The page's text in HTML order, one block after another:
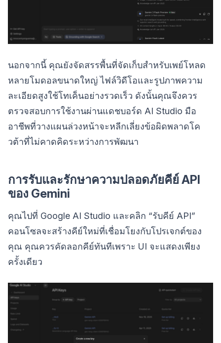
นอกจากนี้ คุณยังจัดสรรพื้นที่จัดเก็บสำหรับเพย์โหลด
หลายโมดอลขนาดใหญ่ ไฟล์วิดีโอและรูปภาพความ
ละเอียดสูงใช้โทเค็นอย่างรวดเร็ว ดังนั้นคุณจึงควร
ตรวจสอบการใช้งานผ่านแดชบอร์ด AI Studio มือ
อาชีพที่วางแผนล่วงหน้าจะหลีกเลี่ยงข้อผิดพลาดโค
วต้าที่ไม่คาดคิดระหว่างการพัฒนา
การรับและรักษาความปลอดภัยคีย์ API
ของ Gemini
คุณไปที่ Google AI Studio และคลิก “รับคีย์ API”
คอนโซลจะสร้างคีย์ใหม่ที่เชื่อมโยงกับโปรเจกต์ของ
คุณ คุณควรคัดลอกคีย์ทันทีเพราะ UI จะแสดงเพียง
ครั้งเดียว